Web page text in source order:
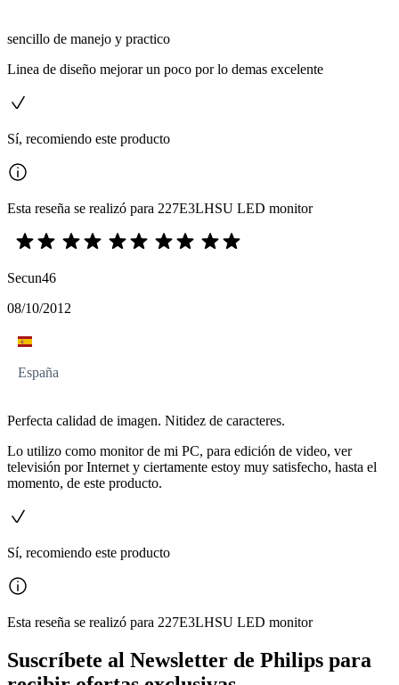
sencillo de manejo y practico
Linea de diseño mejorar un poco por lo demas excelente
Sí, recomiendo este producto
Esta reseña se realizó para 227E3LHSU LED monitor
Secun46
08/10/2012
España
Perfecta calidad de imagen. Nitidez de caracteres.
Lo utilizo como monitor de mi PC, para edición de video, ver
televisión por Internet y ciertamente estoy muy satisfecho, hasta el
momento, de este producto.
Sí, recomiendo este producto
Esta reseña se realizó para 227E3LHSU LED monitor
Suscríbete al Newsletter de Philips para